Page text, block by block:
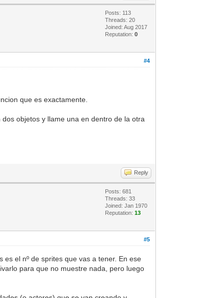
Posts: 113
Threads: 20
Joined: Aug 2017
Reputation:0
#4
que es exactamente.
objetos y llame una en dentro de la otra
Reply
Posts: 681
Threads: 33
Joined: Jan 1970
Reputation:13
#5
es el nº de sprites que vas a tener. En ese
para que no muestre nada, pero luego